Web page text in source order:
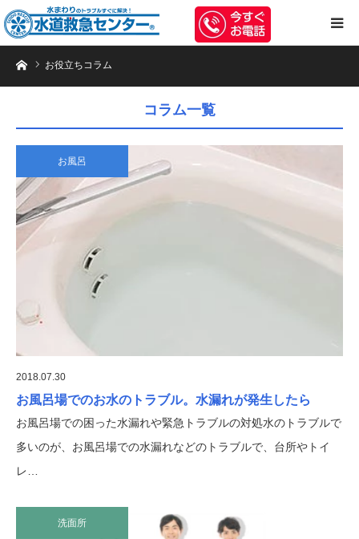
トイレのつまり・水漏れ等、水まわりのトラブルは水道救急センターへお任
お役立ちコラム
コラム一覧
お風呂
2018.07.30
お風呂場でのお水のトラブル。水漏れが発生したら
お風呂場での困った水漏れや緊急トラブルの対処水のトラブルで
多いのが、お風呂場での水漏れなどのトラブルで、台所やトイ
レ…
洗面所